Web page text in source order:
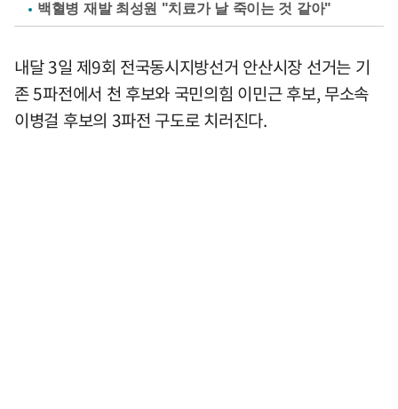
백혈병 재발 최성원 "치료가 날 죽이는 것 같아"
내달 3일 제9회 전국동시지방선거 안산시장 선거는 기
존 5파전에서 천 후보와 국민의힘 이민근 후보, 무소속
이병걸 후보의 3파전 구도로 치러진다.